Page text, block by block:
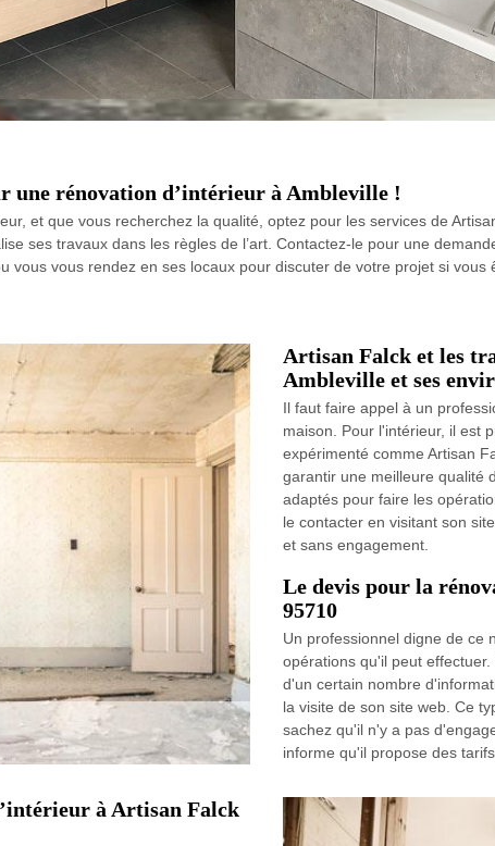
une rénovation d’intérieur à Ambleville !
et que vous recherchez la qualité, optez pour les services de
ses travaux dans les règles de l’art. Contactez-le pour une
vous vous rendez en ses locaux pour discuter de votre projet si vous
Artisan Falck et les
Ambleville et ses
Il faut faire appel à un
maison. Pour l'intérieur, il est
expérimenté comme Artisan
garantir une meilleure qualité
adaptés pour faire les
le contacter en visitant son
et sans engagement.
Le devis pour la
95710
Un professionnel digne de ce
opérations qu'il peut
d'un certain nombre
la visite de son site web. Ce
sachez qu'il n'y a pas
informe qu'il propose des
à Artisan Falck